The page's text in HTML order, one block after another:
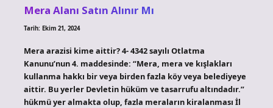
Mera Alanı Satın Alınır Mı
Tarih: Ekim 21, 2024
Mera arazisi kime aittir? 4- 4342 sayılı Otlatma
Kanunu’nun 4. maddesinde: “Mera, mera ve kışlakları
kullanma hakkı bir veya birden fazla köy veya belediyeye
aittir. Bu yerler Devletin hüküm ve tasarrufu altındadır.”
hükmü yer almakta olup, fazla meraların kiralanması İl